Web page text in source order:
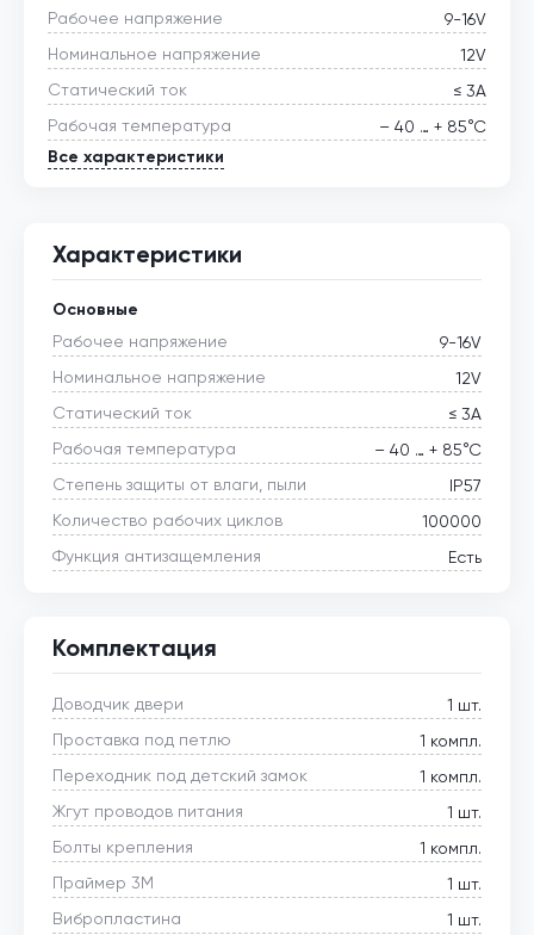
Рабочее напряжение
9-16V
Номинальное напряжение
12V
Статический ток
≤ 3А
Рабочая температура
– 40 … + 85°С
Все характеристики
Характеристики
Основные
Рабочее напряжение
9-16V
Номинальное напряжение
12V
Статический ток
≤ 3А
Рабочая температура
– 40 … + 85°С
Степень защиты от влаги, пыли
IP57
Количество рабочих циклов
100000
Функция антизащемления
Есть
Комплектация
Доводчик двери
1 шт.
Проставка под петлю
1 компл.
Переходник под детский замок
1 компл.
Жгут проводов питания
1 шт.
Болты крепления
1 компл.
Праймер 3М
1 шт.
Вибропластина
1 шт.